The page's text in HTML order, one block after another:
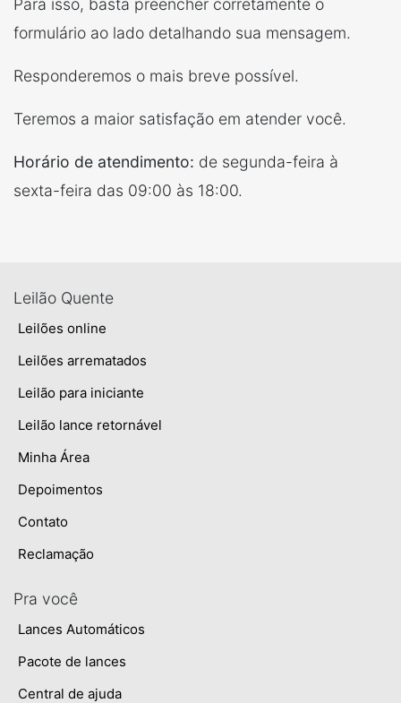
Para isso, basta preencher corretamente o
formulário ao lado detalhando sua mensagem.
Responderemos o mais breve possível.
Teremos a maior satisfação em atender você.
Horário de atendimento: de segunda-feira à
sexta-feira das 09:00 às 18:00.
Leilão Quente
Leilões online
Leilões arrematados
Leilão para iniciante
Leilão lance retornável
Minha Área
Depoimentos
Contato
Reclamação
Pra você
Lances Automáticos
Pacote de lances
Central de ajuda